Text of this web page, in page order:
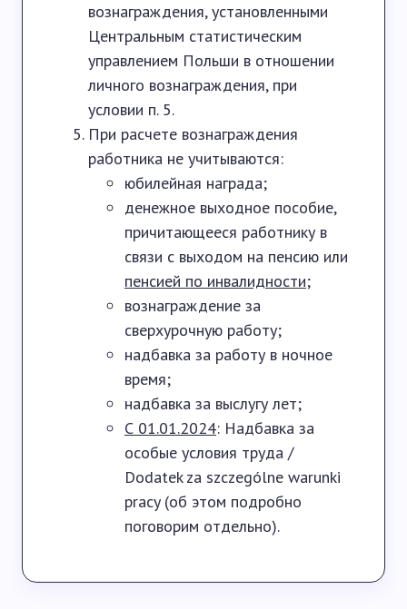
вознаграждения, установленными
Центральным статистическим
управлением Польши в отношении
личного вознаграждения, при
условии п. 5.
При расчете вознаграждения
работника не учитываются:
юбилейная награда;
денежное выходное пособие,
причитающееся работнику в
связи с выходом на пенсию или
пенсией по инвалидности;
вознаграждение за
сверхурочную работу;
надбавка за работу в ночное
время;
надбавка за выслугу лет;
С 01.01.2024: Надбавка за
особые условия труда /
Dodatek za szczególne warunki
pracy (об этом подробно
поговорим отдельно).